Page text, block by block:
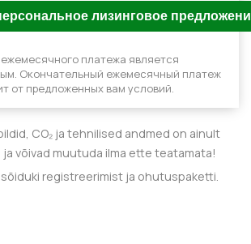
платежа является
Окончательный ежемесячный платеж
от предложенных вам условий.
CO₂ ja tehnilised andmed on ainult
võivad muutuda ilma ette teatamata!
sõiduki registreerimist ja ohutuspaketti.